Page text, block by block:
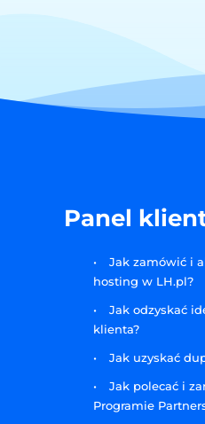
Panel
Jak zamówić i
hosting w LH.pl?
Jak odzyskać
klienta?
Jak uzyskać
Jak polecać i
Programie